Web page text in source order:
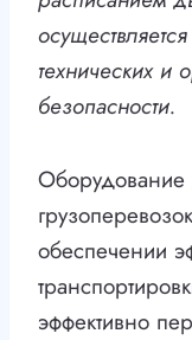
технических и
безопасности.
обеспечении
эффективно